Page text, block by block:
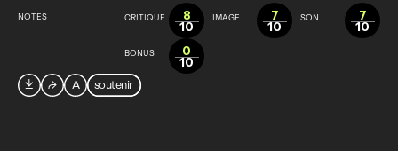
NOTES CRITIQUE 8
10
IMAGE 7
10
SON 7
10
BONUS 0
10

⮫ A soutenir